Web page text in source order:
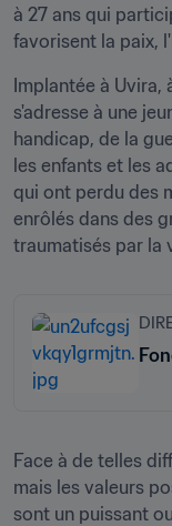
à 27 ans qui
favorisent la paix,
Implantée à
s'adresse à une
handicap, de la
les enfants et les
qui ont perdu des
enrôlés dans des
traumatisés par la
Face à de telles
mais les valeurs
sont un puissant